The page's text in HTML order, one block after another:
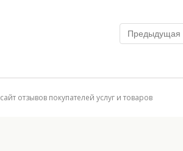
Предыдущая
сайт отзывов покупателей услуг и товаров